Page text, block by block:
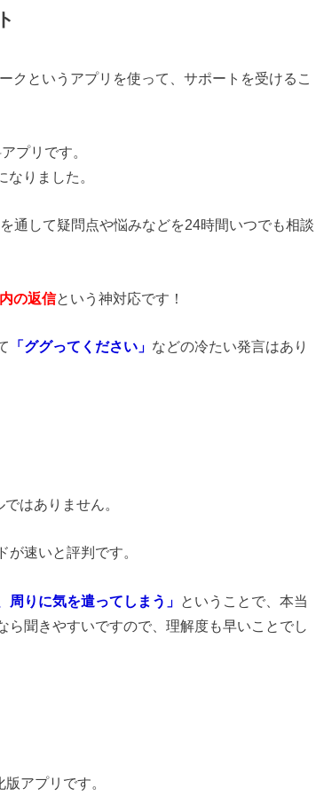
クというアプリを使って、サポートを受けるこ
プリです。
りました。
通して疑問点や悩みなどを24時間いつでも相談
の返信という神対応です！
「ググってください」 などの冷たい発言はあり
はありません。
速いと評判です。
周りに気を遣ってしまう」
ということで、本当
聞きやすいですので、理解度も早いことでし
アプリです。